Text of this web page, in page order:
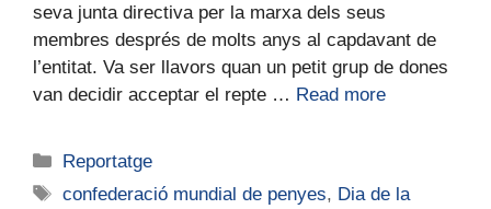
seva junta directiva per la marxa dels seus
membres després de molts anys al capdavant de
l’entitat. Va ser llavors quan un petit grup de dones
van decidir acceptar el repte … Read more
Reportatge
confederació mundial de penyes, Dia de la